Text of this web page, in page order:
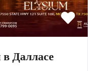
Далласе